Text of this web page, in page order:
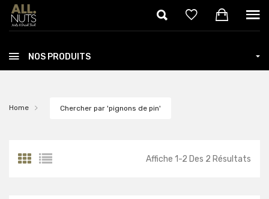
Skip to main content
NOS PRODUITS
Home Chercher par 'pignons de pin'
Affiche 1-2 Des 2 Résultats